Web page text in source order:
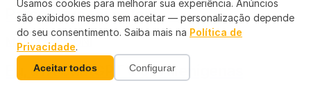
Parece que foi ontem
MARCO ANCONI
Eu, a IA ChatGPT e os Alienígenas
Usamos cookies para melhorar sua experiência. Anúncios
são exibidos mesmo sem aceitar — personalização depende
do seu consentimento. Saiba mais na Política de
Privacidade.
Aceitar todos Configurar